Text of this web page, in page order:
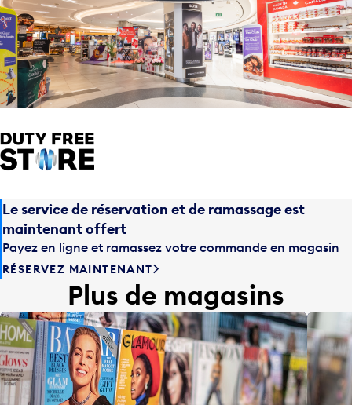
Le service de réservation et de ramassage est
maintenant offert
Payez en ligne et ramassez votre commande en magasin
RÉSERVEZ MAINTENANT
Plus de magasins